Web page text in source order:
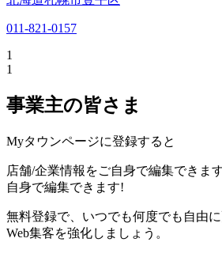
011-821-0157
1
1
事業主の皆さま
Myタウンページに登録すると
店舗/企業情報をご自身で編集できま
自身で編集できます!
無料登録で、いつでも何度でも自由に
Web集客を強化しましょう。